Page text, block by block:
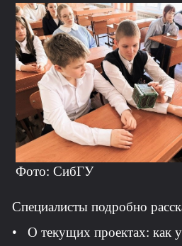
Фото: СибГУ
Специалисты подробно
• О текущих проектах: как